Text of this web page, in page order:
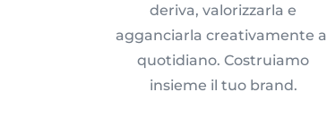
deriva, valorizzarla e
agganciarla creativamente al
quotidiano. Costruiamo
insieme il tuo brand.